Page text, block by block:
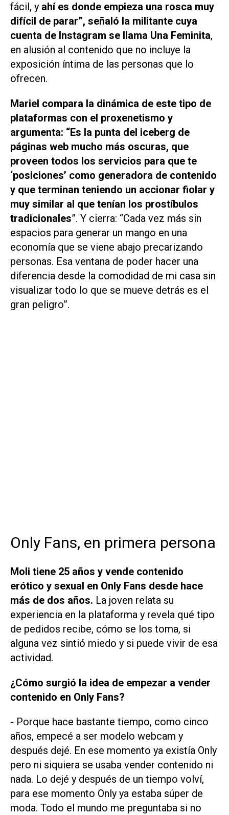
fácil, y ahí es donde empieza una rosca muy
difícil de parar”, señaló la militante cuya
cuenta de Instagram se llama Una Feminita,
en alusión al contenido que no incluye la
exposición íntima de las personas que lo
ofrecen.
Mariel compara la dinámica de este tipo de
plataformas con el proxenetismo y
argumenta: “Es la punta del iceberg de
páginas web mucho más oscuras, que
proveen todos los servicios para que te
‘posiciones’ como generadora de contenido
y que terminan teniendo un accionar fiolar y
muy similar al que tenían los prostíbulos
tradicionales”. Y cierra: “Cada vez más sin
espacios para generar un mango en una
economía que se viene abajo precarizando
personas. Esa ventana de poder hacer una
diferencia desde la comodidad de mi casa sin
visualizar todo lo que se mueve detrás es el
gran peligro”.
Only Fans, en primera persona
Moli tiene 25 años y vende contenido
erótico y sexual en Only Fans desde hace
más de dos años. La joven relata su
experiencia en la plataforma y revela qué tipo
de pedidos recibe, cómo se los toma, si
alguna vez sintió miedo y si puede vivir de esa
actividad.
¿Cómo surgió la idea de empezar a vender
contenido en Only Fans?
- Porque hace bastante tiempo, como cinco
años, empecé a ser modelo webcam y
después dejé. En ese momento ya existía Only
pero ni siquiera se usaba vender contenido ni
nada. Lo dejé y después de un tiempo volví,
para ese momento Only ya estaba súper de
moda. Todo el mundo me preguntaba si no